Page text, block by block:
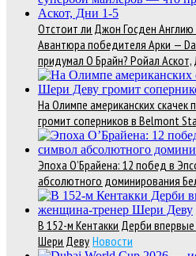
Отстоит ли Джон Госден Англию
Авантюра победителя Арки —
придумал О Брайн? Ройал Аскот,
На Олимпе американских
громит соперников в Belmont
Эпоха О’Брайена: 12 побед в
абсолютного доминирования
В 152-м Кентакки Дерби
Шери Деву Новости